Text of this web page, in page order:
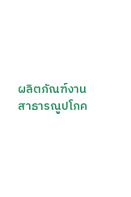
ผลิตภัณฑ์งาน
สาธารณูปโภค